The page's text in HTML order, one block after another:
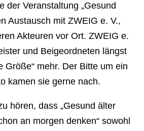
der Veranstaltung „Gesund
Austausch mit ZWEIG e. V.,
Akteuren vor Ort. ZWEIG e.
und Beigeordneten längst
Größe“ mehr. Der Bitte um ein
kamen sie gerne nach.
hören, dass „Gesund älter
an morgen denken“ sowohl